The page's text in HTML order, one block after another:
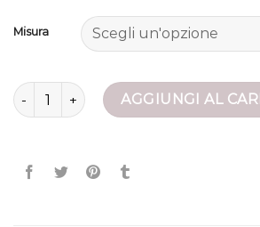
Misura
giacca verde quantitàAGGIUNGI AL